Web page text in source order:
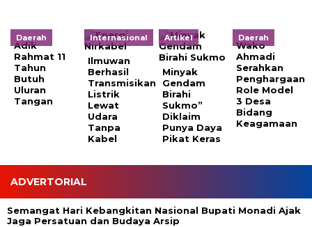
Daerah
Adik
Rahmat 11
Tahun
Butuh
Uluran
Tangan
Internasional
Ilmuwan
Berhasil
Transmisikan
Listrik
Lewat
Udara
Tanpa
Kabel
Artikel
Minyak
Gendam
Birahi
Sukmo”
Diklaim
Punya Daya
Pikat Keras
Daerah
Wako
Ahmadi
Serahkan
Penghargaan
Role Model
3 Desa
Bidang
Keagamaan
ADVERTORIAL
Semangat Hari Kebangkitan Nasional Bupati Monadi Ajak
Jaga Persatuan dan Budaya Arsip